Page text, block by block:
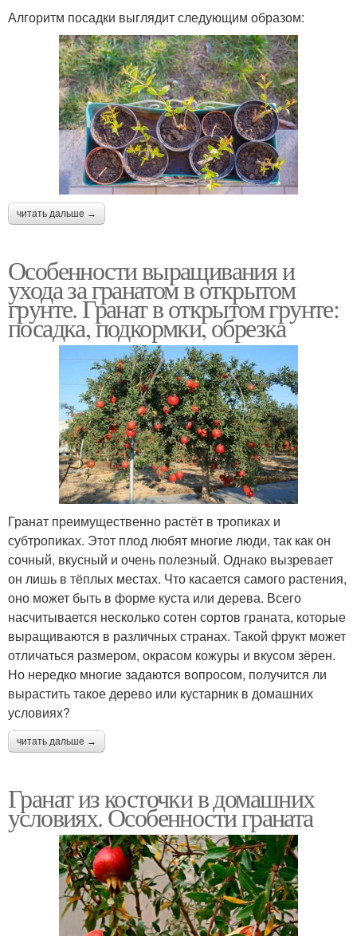
Алгоритм посадки выглядит следующим образом:
читать дальше →
Особенности выращивания и
ухода за гранатом в открытом
грунте. Гранат в открытом грунте:
посадка, подкормки, обрезка
Гранат преимущественно растёт в тропиках и
субтропиках. Этот плод любят многие люди, так как он
сочный, вкусный и очень полезный. Однако вызревает
он лишь в тёплых местах. Что касается самого растения,
оно может быть в форме куста или дерева. Всего
насчитывается несколько сотен сортов граната, которые
выращиваются в различных странах. Такой фрукт может
отличаться размером, окрасом кожуры и вкусом зёрен.
Но нередко многие задаются вопросом, получится ли
вырастить такое дерево или кустарник в домашних
условиях?
читать дальше →
Гранат из косточки в домашних
условиях. Особенности граната